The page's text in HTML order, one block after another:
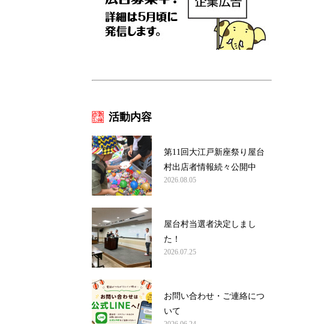
活動内容
第11回大江戸新座祭り屋台
村出店者情報続々公開中
2026.08.05
屋台村当選者決定しまし
た！
2026.07.25
お問い合わせ・ご連絡につ
いて